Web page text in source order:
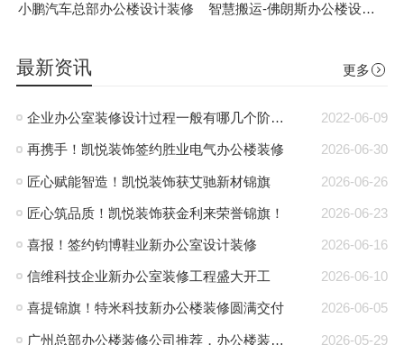
小鹏汽车总部办公楼设计装修 智慧搬运-佛朗斯办公楼设计装修
最新资讯 更多
2022-06-09
企业办公室装修设计过程一般有哪几个阶段?
2026-06-30
再携手！凯悦装饰签约胜业电气办公楼装修
2026-06-26
匠心赋能智造！凯悦装饰获艾驰新材锦旗
2026-06-23
匠心筑品质！凯悦装饰获金利来荣誉锦旗！
2026-06-16
喜报！签约钧博鞋业新办公室设计装修
2026-06-10
信维科技企业新办公室装修工程盛大开工
2026-06-05
喜提锦旗！特米科技新办公楼装修圆满交付
2026-05-29
广州总部办公楼装修公司推荐，办公楼装修就找凯悦装饰